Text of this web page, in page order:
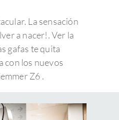
La sensación
a nacer!. Ver la
gafas te quita
con los nuevos
Z6 .